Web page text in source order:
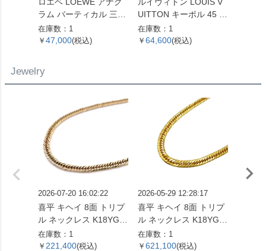
ラム バーティカル 三つ
折り財布 ベージュ シル
バー金具【中古】
在庫数：1
￥ 47,000(税込)
UITTON キーポル 45 ボ
ストンバッグ モノグラ
ム キャンバス M41428
在庫数：1
￥ 64,600(税込)
Jewelry
2026-07-20 16:02:22
喜平 キヘイ 8面 トリプ
ル ネックレス K18YG 1
0.4g【中古】
在庫数：1
￥ 221,400(税込)
2026-05-29 12:28:17
喜平 キヘイ 8面 トリプ
ル ネックレス K18YG 2
4.5g 60cm【中古】
在庫数：1
￥ 621,100(税込)